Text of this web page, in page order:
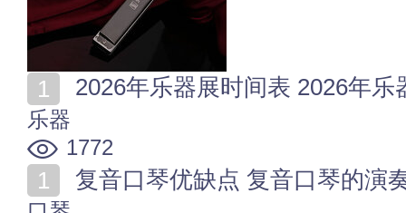
2026年乐器展时间表 2026年乐
乐器
1772
复音口琴优缺点 复音口琴的演